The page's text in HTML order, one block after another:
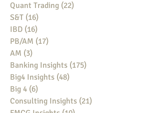
Quant Trading (22)
S&T (16)
IBD (16)
PB/AM (17)
AM (3)
Banking Insights (175)
Big4 Insights (48)
Big 4 (6)
Consulting Insights (21)